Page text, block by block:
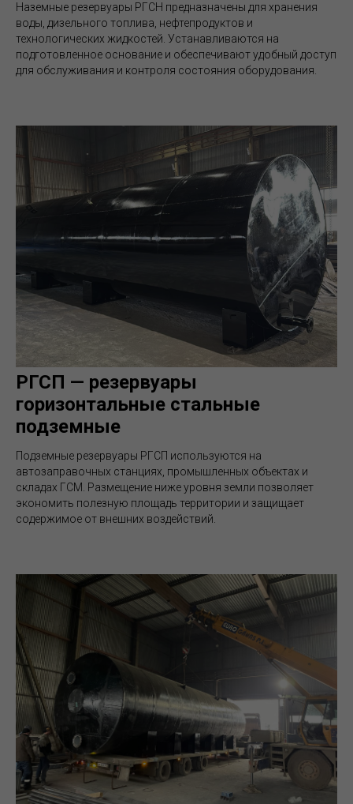
Наземные резервуары РГСН предназначены для хранения
воды, дизельного топлива, нефтепродуктов и
технологических жидкостей. Устанавливаются на
подготовленное основание и обеспечивают удобный доступ
для обслуживания и контроля состояния оборудования.
РГСП — резервуары
горизонтальные стальные
подземные
Подземные резервуары РГСП используются на
автозаправочных станциях, промышленных объектах и
складах ГСМ. Размещение ниже уровня земли позволяет
экономить полезную площадь территории и защищает
содержимое от внешних воздействий.